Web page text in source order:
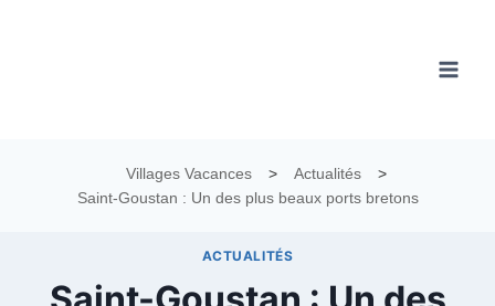
Villages Vacances > Actualités
>
Saint-Goustan : Un des plus beaux ports bretons
ACTUALITÉS